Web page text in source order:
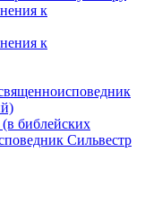
к
к
библейских
Сильвестр